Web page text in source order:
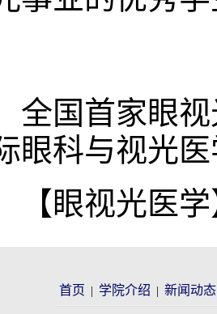
全国首家眼
眼科与视光
【眼视光医
首页 | 学院介绍 | 新闻动态